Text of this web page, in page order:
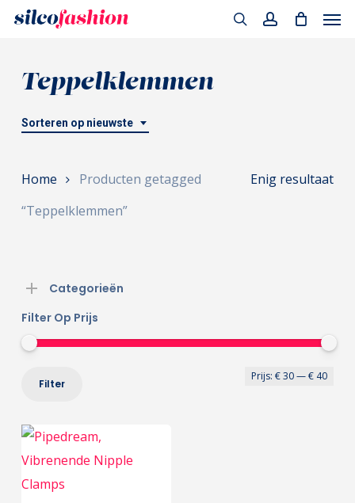
Skip
contentTeppelklemmen
Sorteren op nieuwste
Enig resultaat
Home
Producten getagged
“Teppelklemmen”
Categorieën
Filter Op Prijs
Filter
Prijs:€ 30—€ 40